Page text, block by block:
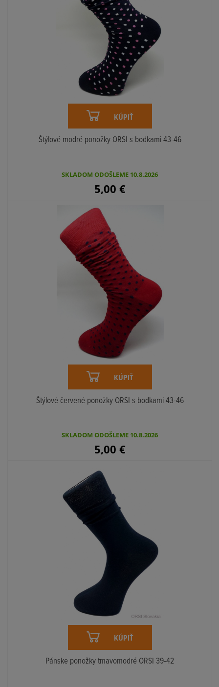
KÚPIŤ
Štýlové modré ponožky ORSI s bodkami 43-46
SKLADOM ODOŠLEME 10.8.2026
5,00 €
KÚPIŤ
Štýlové červené ponožky ORSI s bodkami 43-46
SKLADOM ODOŠLEME 10.8.2026
5,00 €
KÚPIŤ
Pánske ponožky tmavomodré ORSI 39-42